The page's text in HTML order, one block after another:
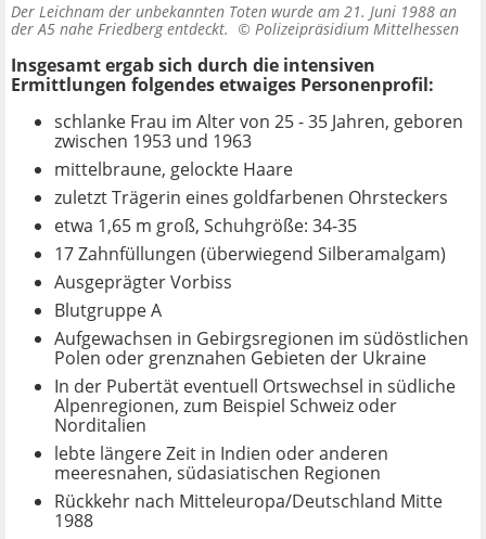
Der Leichnam der unbekannten Toten wurde am 21. Juni 1988 an
der A5 nahe Friedberg entdeckt. © Polizeipräsidium Mittelhessen
Insgesamt ergab sich durch die intensiven
Ermittlungen folgendes etwaiges Personenprofil:
schlanke Frau im Alter von 25 - 35 Jahren, geboren
zwischen 1953 und 1963
mittelbraune, gelockte Haare
zuletzt Trägerin eines goldfarbenen Ohrsteckers
etwa 1,65 m groß, Schuhgröße: 34-35
17 Zahnfüllungen (überwiegend Silberamalgam)
Ausgeprägter Vorbiss
Blutgruppe A
Aufgewachsen in Gebirgsregionen im südöstlichen
Polen oder grenznahen Gebieten der Ukraine
In der Pubertät eventuell Ortswechsel in südliche
Alpenregionen, zum Beispiel Schweiz oder
Norditalien
lebte längere Zeit in Indien oder anderen
meeresnahen, südasiatischen Regionen
Rückkehr nach Mitteleuropa/Deutschland Mitte
1988